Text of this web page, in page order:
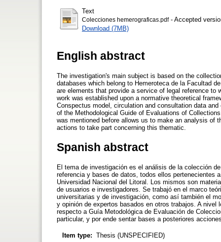
Text
Colecciones hemerograficas.pdf- Accepted
Download (7MB)
English abstract
The investigation's main subject is based on the
databases which belong to Hemeroteca de la Facultad
are elements that provide a service of legal reference
work was established upon a normative theoretical
Conspectus model, circulation and consultation data
of the Methodological Guide of Evaluations of
was mentioned before allows us to make an analysis of
actions to take part concerning this thematic.
Spanish abstract
El tema de investigación es el análisis de la colección
referencia y bases de datos, todos ellos pertenecientes
Universidad Nacional del Litoral. Los mismos son
de usuarios e investigadores. Se trabajó en el marco
universitarias y de investigación, como así también el
y opinión de expertos basados en otros trabajos. A
respecto a Guía Metodológica de Evaluación de
particular, y por ende sentar bases a posteriores
Item type: Thesis (UNSPECIFIED)